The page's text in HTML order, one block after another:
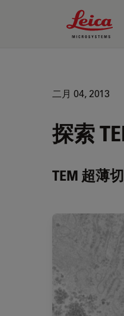
Leica
二月 04, 2013
探索
TEM 超薄